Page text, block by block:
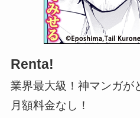
Renta!
業界最大級！神マンガが
月額料金なし！